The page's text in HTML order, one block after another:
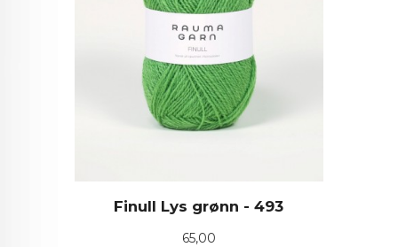
Finull Lys grønn - 493
Pris
65,00